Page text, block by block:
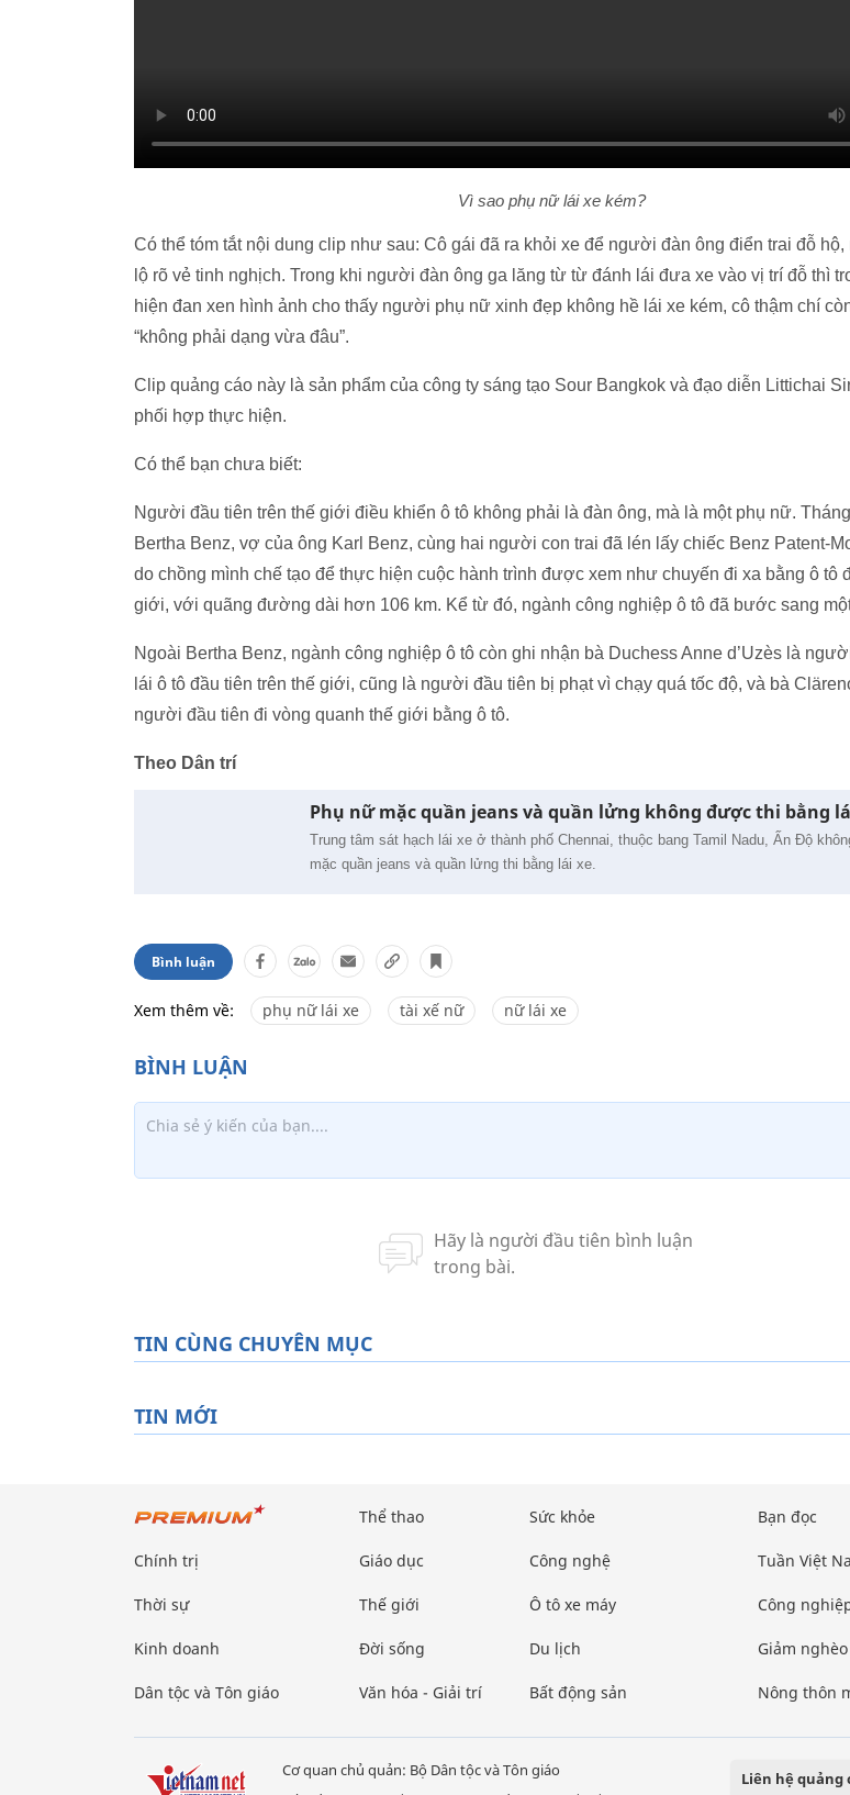
Vì sao phụ nữ lái xe kém?
Có thể tóm tắt nội dung clip như sau: Cô gái đã ra khỏi xe để người đàn ông điển trai đỗ
lộ rõ vẻ tinh nghịch. Trong khi người đàn ông ga lăng từ từ đánh lái đưa xe vào vị trí đỗ thì
hiện đan xen hình ảnh cho thấy người phụ nữ xinh đẹp không hề lái xe kém, cô thậm chí
“không phải dạng vừa đâu”.
Clip quảng cáo này là sản phẩm của công ty sáng tạo Sour Bangkok và đạo diễn Littichai
phối hợp thực hiện.
Có thể bạn chưa biết:
Người đầu tiên trên thế giới điều khiển ô tô không phải là đàn ông, mà là một phụ nữ.
Bertha Benz, vợ của ông Karl Benz, cùng hai người con trai đã lén lấy chiếc Benz Patent-
do chồng mình chế tạo để thực hiện cuộc hành trình được xem như chuyến đi xa bằng ô tô
giới, với quãng đường dài hơn 106 km. Kể từ đó, ngành công nghiệp ô tô đã bước sang
Ngoài Bertha Benz, ngành công nghiệp ô tô còn ghi nhận bà Duchess Anne d’Uzès là
lái ô tô đầu tiên trên thế giới, cũng là người đầu tiên bị phạt vì chạy quá tốc độ, và bà
người đầu tiên đi vòng quanh thế giới bằng ô tô.
Theo Dân trí
Phụ nữ mặc quần jeans và quần lửng không được thi bằng
Trung tâm sát hạch lái xe ở thành phố Chennai, thuộc bang Tamil Nadu, Ấn Độ
mặc quần jeans và quần lửng thi bằng lái xe.
Bình luận
Xem thêm về: phụ nữ lái xe tài xế nữ nữ lái xe
TIN CÙNG CHUYÊN MỤC
TIN MỚI
Chính trị
Thời sự
Kinh doanh
Dân tộc và Tôn giáo
Thể thao
Giáo dục
Thế giới
Đời sống
Văn hóa - Giải trí
Sức khỏe
Công nghệ
Ô tô xe máy
Du lịch
Bất động sản
Bạn đọc
Tuần Việt
Công
Giảm
Nông thôn
Cơ quan chủ quản: Bộ Dân tộc và Tôn giáo
Liên hệ quảng